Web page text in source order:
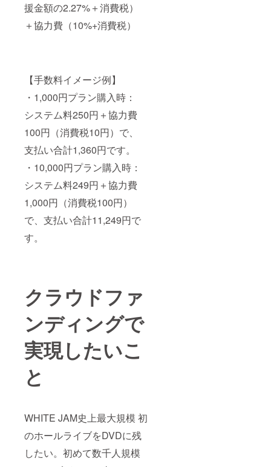
援金額の2.27%＋消費税）
＋協力費（10%+消費税）
【手数料イメージ例】
・1,000円プラン購入時：
システム料250円＋協力費
100円（消費税10円）で、
支払い合計1,360円です。
・10,000円プラン購入時：
システム料249円＋協力費
1,000円（消費税100円）
で、支払い合計11,249円で
す。
クラウドファ
ンディングで
実現したいこ
と
WHITE JAM史上最大規模 初
のホールライブをDVDに残
したい。初めて数千人規模